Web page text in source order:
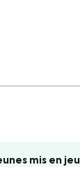
mis en